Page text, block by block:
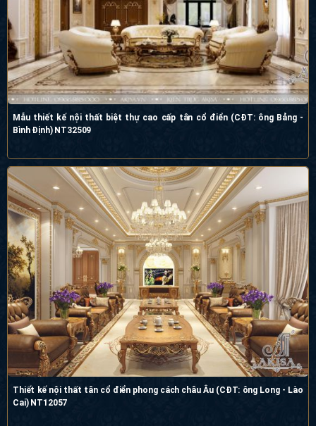
Mẫu thiết kế nội thất biệt thự cao cấp tân cổ điển (CĐT: ông Bảng -
Bình Định) NT32509
Thiết kế nội thất tân cổ điển phong cách châu Âu (CĐT: ông Long - Lào
Cai) NT12057